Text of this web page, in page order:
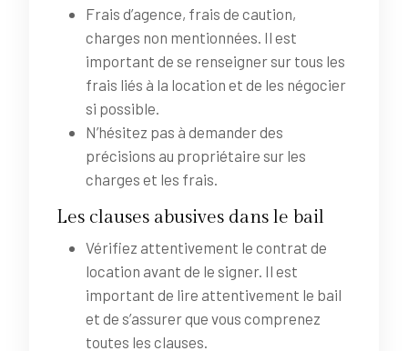
Frais d’agence, frais de caution,
charges non mentionnées. Il est
important de se renseigner sur tous les
frais liés à la location et de les négocier
si possible.
N’hésitez pas à demander des
précisions au propriétaire sur les
charges et les frais.
Les clauses abusives dans le bail
Vérifiez attentivement le contrat de
location avant de le signer. Il est
important de lire attentivement le bail
et de s’assurer que vous comprenez
toutes les clauses.